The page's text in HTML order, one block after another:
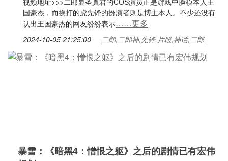
国豪杰，而挨打的虎先锋的扮演者则是博主本人。不少还没有
认出王国豪杰的网友纷纷表示……更多
2024-10-05 21:25:00 二郎,二郎神,先锋,片段,神话,二郎
暴雪：《暗黑4：憎恨之躯》之后的剧情已有宏伟